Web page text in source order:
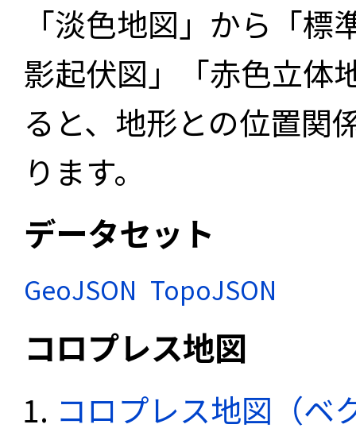
「淡色地図」から「
影起伏図」「赤色立体
ると、地形との位置関
ります。
データセット
GeoJSON TopoJSON
コロプレス地図
コロプレス地図（ベ